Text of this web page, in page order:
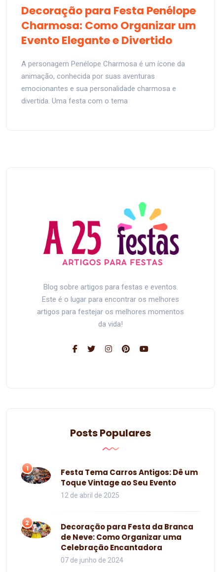
Decoração para Festa Penélope
Charmosa: Como Organizar um
Evento Elegante e Divertido
A personagem Penélope Charmosa é um ícone da
animação, conhecida por suas aventuras
emocionantes e sua personalidade charmosa e
divertida. Uma festa com o tema
Blog sobre artigos para festas e eventos.
Este é o lugar para encontrar os melhores
artigos para festejar os melhores momentos
da vida!
Posts Populares
1
Festa Tema Carros Antigos: Dê um
Toque Vintage ao Seu Evento
12 de abril de 2025
2
Decoração para Festa da Branca
de Neve: Como Organizar uma
Celebração Encantadora
07 de junho de 2024